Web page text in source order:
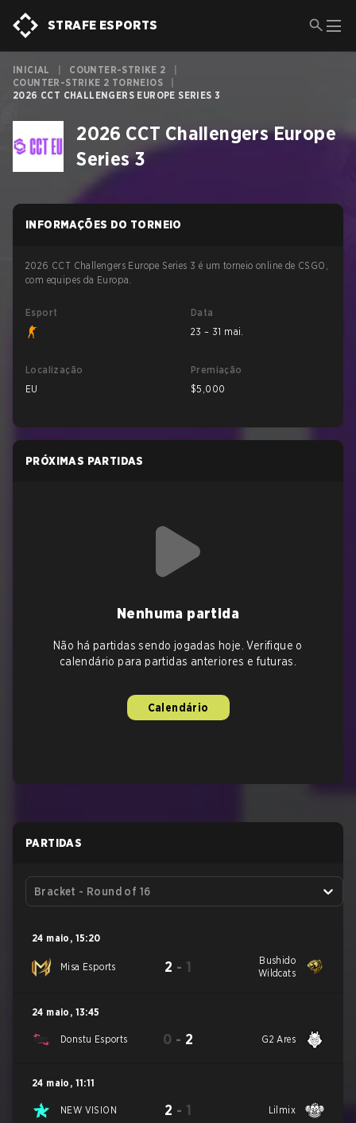
STRAFE ESPORTS
INICIAL COUNTER-STRIKE 2
COUNTER-STRIKE 2 TORNEIOS
2026 CCT CHALLENGERS EUROPE SERIES 3
2026 CCT Challengers Europe
Series 3
INFORMAÇÕES DO TORNEIO
2026 CCT Challengers Europe Series 3 é um torneio online de CSGO,
com equipes da Europa.
Esport
Data
23 – 31 mai.
Localização
EU
Premiação
$5,000
PRÓXIMAS PARTIDAS
Nenhuma partida
Não há partidas sendo jogadas hoje. Verifique o
calendário para partidas anteriores e futuras.
Calendário
PARTIDAS
Bracket - Round of 16
24 maio , 15:20
Misa Esports 2 - 1
Bushido
Wildcats
24 maio , 13:45
Donstu Esports 0 - 2 G2 Ares
24 maio , 11:11
NEW VISION 2 - 1 Lilmix